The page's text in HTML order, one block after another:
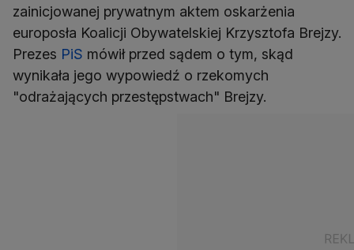
zainicjowanej prywatnym aktem oskarżenia
europosła Koalicji Obywatelskiej Krzysztofa Brejzy.
Prezes PiS mówił przed sądem o tym, skąd
wynikała jego wypowiedź o rzekomych
"odrażających przestępstwach" Brejzy.